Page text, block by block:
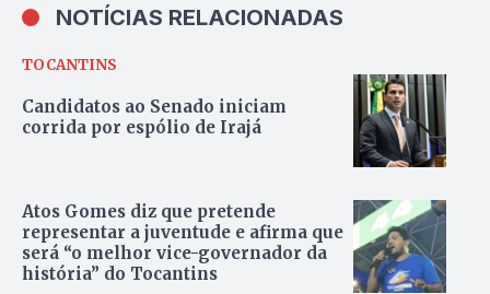
NOTÍCIAS RELACIONADAS
TOCANTINS
Candidatos ao Senado iniciam
corrida por espólio de Irajá
Atos Gomes diz que pretende
representar a juventude e afirma que
será “o melhor vice-governador da
história” do Tocantins